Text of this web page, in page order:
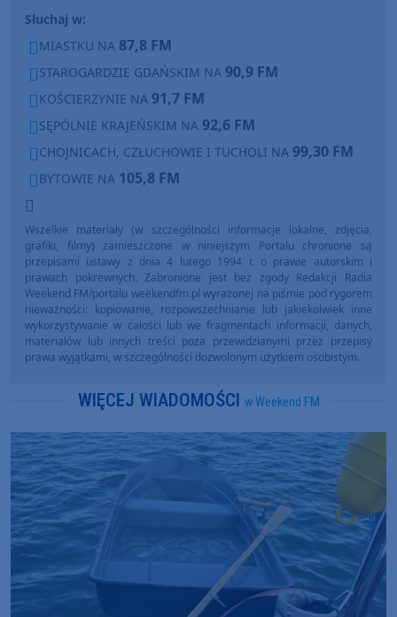
Słuchaj w:
MIASTKU NA 87,8 FM
STAROGARDZIE GDAŃSKIM NA 90,9 FM
KOŚCIERZYNIE NA 91,7 FM
SĘPÓLNIE KRAJEŃSKIM NA 92,6 FM
CHOJNICACH, CZŁUCHOWIE I TUCHOLI NA 99,30 FM
BYTOWIE NA 105,8 FM
Wszelkie materiały (w szczególności informacje lokalne, zdjęcia,
grafiki, filmy) zamieszczone w niniejszym Portalu chronione są
przepisami ustawy z dnia 4 lutego 1994 r. o prawie autorskim i
prawach pokrewnych. Zabronione jest bez zgody Redakcji Radia
Weekend FM/portalu weekendfm.pl wyrażonej na piśmie pod rygorem
nieważności: kopiowanie, rozpowszechnianie lub jakiekolwiek inne
wykorzystywanie w całości lub we fragmentach informacji, danych,
materiałów lub innych treści poza przewidzianymi przez przepisy
prawa wyjątkami, w szczególności dozwolonym użytkiem osobistym.
WIĘCEJ WIADOMOŚCI w Weekend FM